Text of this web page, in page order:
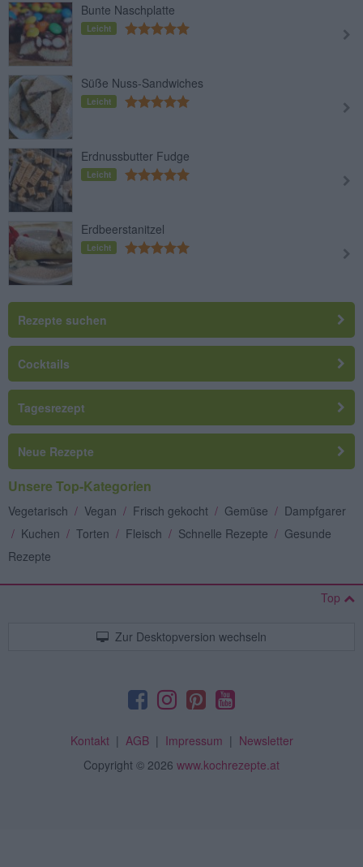
Bunte Naschplatte
Leicht
Süße Nuss-Sandwiches
Leicht
Erdnussbutter Fudge
Leicht
Erdbeerstanitzel
Leicht
Rezepte suchen
Cocktails
Tagesrezept
Neue Rezepte
Unsere Top-Kategorien
Vegetarisch / Vegan / Frisch gekocht / Gemüse / Dampfgarer
/ Kuchen / Torten / Fleisch / Schnelle Rezepte / Gesunde
Rezepte
Top
Zur Desktopversion wechseln
Kontakt| AGB| Impressum | Newsletter
Copyright © 2026 www.kochrezepte.at